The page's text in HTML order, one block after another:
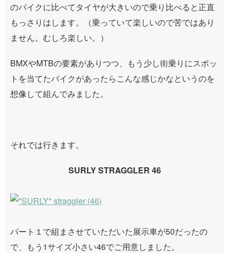
のバイクに比べてタイヤが大きいので乗り比べると正直
もっさりはします。（乗っていて楽しいので苦ではあり
ません。むしろ楽しい。）
BMXやMTBの要素がありつつ、もう少し街乗りにスポッ
トを当てたバイクがあったらこんな感じかなというのを
想像して組んでみました。
それでは行きます。
SURLY STRAGGLER 46
パート１で組まさせていただいた展示車が50だったの
で、もう1サイズ小さい46でご用意しました。